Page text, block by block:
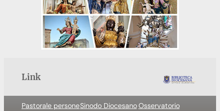
Link
Pastorale personeSinodo DiocesanoOsservatorio